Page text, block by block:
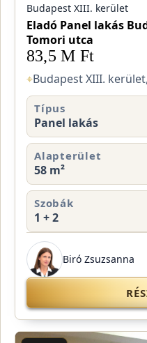
Budapest XIII. kerület
Eladó Panel lakás
Tomori utca
83,5 M Ft
⌖Budapest XIII.
Típus
Panel lakás
Alapterület
58 m²
Szobák
1 + 2
Biró Zsuzsanna